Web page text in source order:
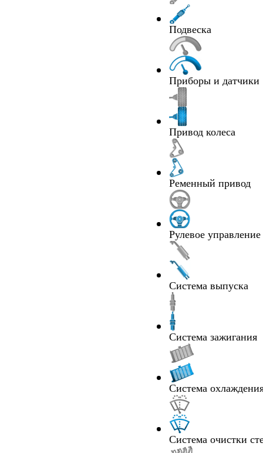
Подвеска
Приборы и датчики
Привод колеса
Ременный привод
Рулевое управление
Система выпуска
Система зажигания
Система
Система очистки